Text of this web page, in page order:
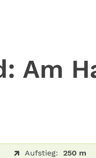
Am
Aufstieg: 250 m